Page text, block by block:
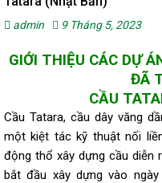
admin 9 Tháng 5, 2023
GIỚI THIỆU CÁC DỰ
ĐÃ
CẦU
Cầu Tatara, cầu dây văng
một kiệt tác kỹ thuật nối
động thổ xây dựng cầu diễn
bắt đầu xây dựng vào